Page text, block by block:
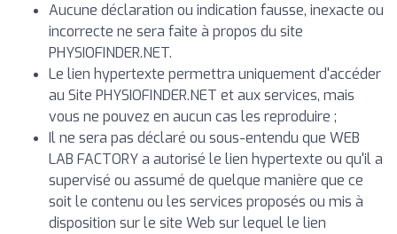
Aucune déclaration ou indication fausse, inexacte ou
incorrecte ne sera faite à propos du site
PHYSIOFINDER.NET.
Le lien hypertexte permettra uniquement d'accéder
au Site PHYSIOFINDER.NET et aux services, mais
vous ne pouvez en aucun cas les reproduire ;
Il ne sera pas déclaré ou sous-entendu que WEB
LAB FACTORY a autorisé le lien hypertexte ou qu'il a
supervisé ou assumé de quelque manière que ce
soit le contenu ou les services proposés ou mis à
disposition sur le site Web sur lequel le lien